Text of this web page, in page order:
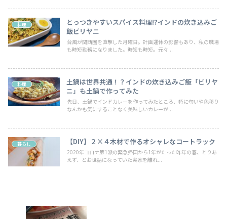
料理
とっつきやすいスパイス料理!?インドの炊き込みご
飯ビリヤニ
台風が関西圏を直撃した月曜日。計画運休の影響もあり、私の職場
も時短勤務になりました。時短も時短。元々...
料理
土鍋は世界共通！？インドの炊き込みご飯「ビリヤ
ニ」も土鍋で作ってみた
先日、土鍋でインドカレーを作ってみたところ、特に匂いや色移り
なんかも気にすることなく美味しいカレーが...
暮らし 【DIY】２×４木材で作るオシャレなコートラック
2020年コロナ第1派の緊急帰国から1年がたった昨年の春、とりあ
えず、とお世話になっていた実家を離れ...